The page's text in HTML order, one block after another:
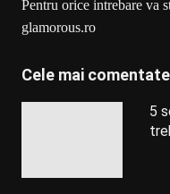
Pentru orice intrebare va
glamorous.ro
Cele mai comentate
5